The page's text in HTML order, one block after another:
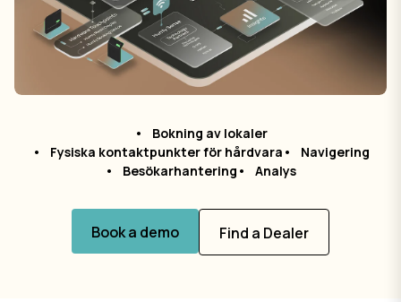
Bokning av lokaler
Fysiska kontaktpunkter för hårdvara
Navigering
Besökarhantering
Analys
Book a demo Find a Dealer